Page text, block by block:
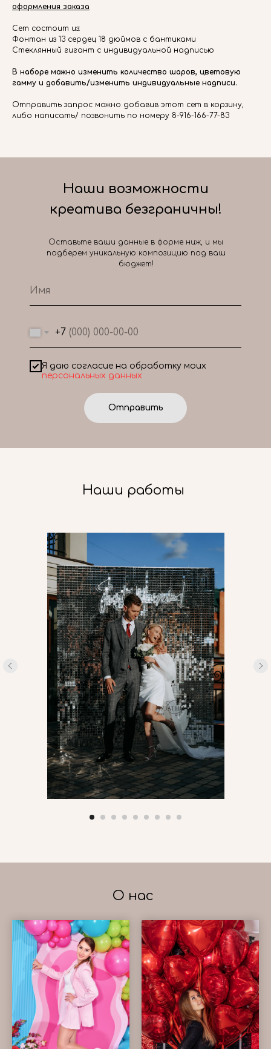
оформления заказа
Сет состоит из:
Фонтан из 13 сердец 18 дюймов с бантиками
Стеклянный гигант с индивидуальной надписью
В наборе можно изменить количество шаров, цветовую
гамму и добавить/изменить индивидуальные надписи.
Отправить запрос можно добавив этот сет в корзину,
либо написать/ позвонить по номеру 8-916-166-77-83
+7
Я даю согласие на обработку моих
персональных данных
Отправить
Наши возможности
креатива безграничны!
Оставьте ваши данные в форме ниж, и мы
подберем уникальную композицию под ваш
бюджет!
Наши работы
О нас